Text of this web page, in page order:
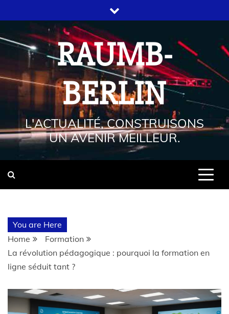
RAUMB-
BERLIN
L'ACTUALITÉ, CONSTRUISONS
UN AVENIR MEILLEUR.
You are Here
Home
Formation
La révolution pédagogique : pourquoi la formation en
ligne séduit tant ?